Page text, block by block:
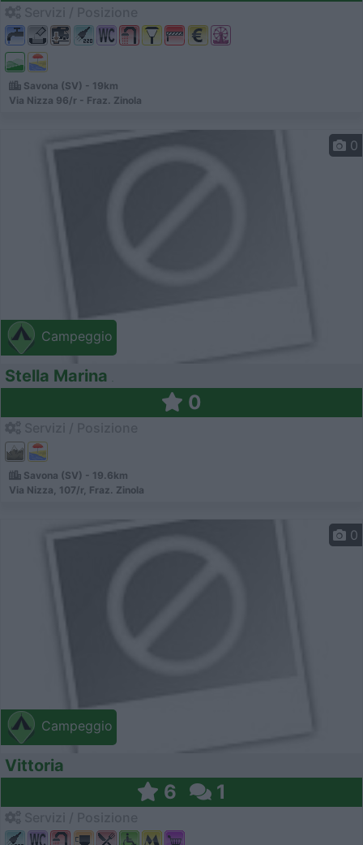
Savona (SV) - 19km
Via Nizza 96/r - Fraz. Zinola
Campeggio
0
Stella Marina
0
Savona (SV) - 19.6km
Via Nizza, 107/r, Fraz. Zinola
Campeggio
0
Vittoria
6 1